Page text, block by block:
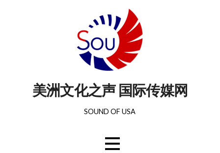
美洲文化之声 国际传媒网
SOUND OF USA